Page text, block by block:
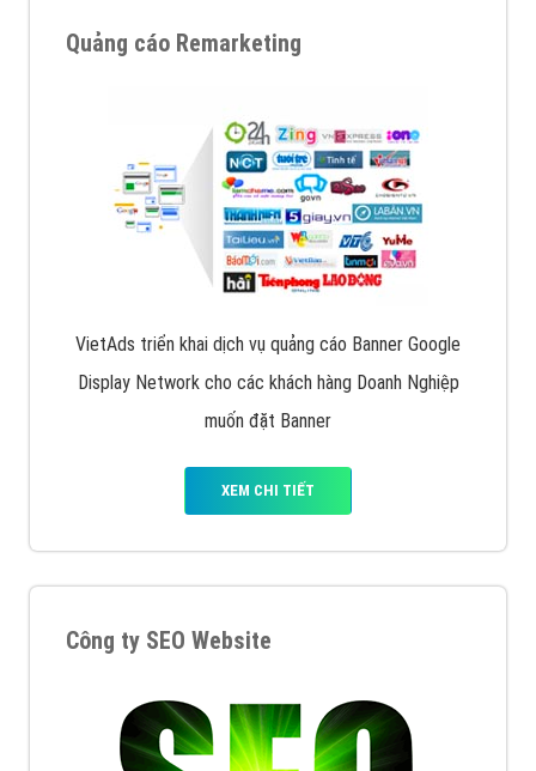
Quảng cáo Remarketing
VietAds triển khai dịch vụ quảng cáo Banner Google
Display Network cho các khách hàng Doanh Nghiệp
muốn đặt Banner
XEM CHI TIẾT
Công ty SEO Website